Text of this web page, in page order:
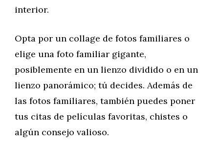
interior.
Opta por un collage de fotos familiares o
elige una foto familiar gigante,
posiblemente en un lienzo dividido o en un
lienzo panorámico; tú decides. Además de
las fotos familiares, también puedes poner
tus citas de películas favoritas, chistes o
algún consejo valioso.